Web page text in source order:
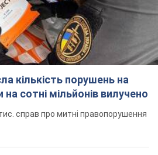
кількість порушень на
на сотні мільйонів вилучено
справ про митні правопорушення